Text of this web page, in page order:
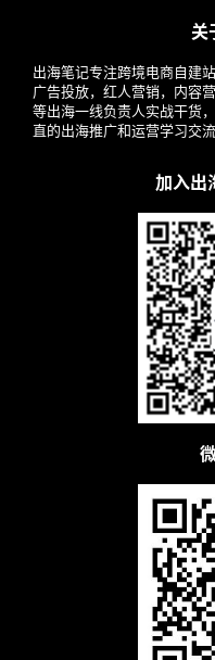
关
出海笔记专注跨境电商自建
广告投放，红人营销，内容
等出海一线负责人实战干货
直的出海推广和运营学习交流
加入出